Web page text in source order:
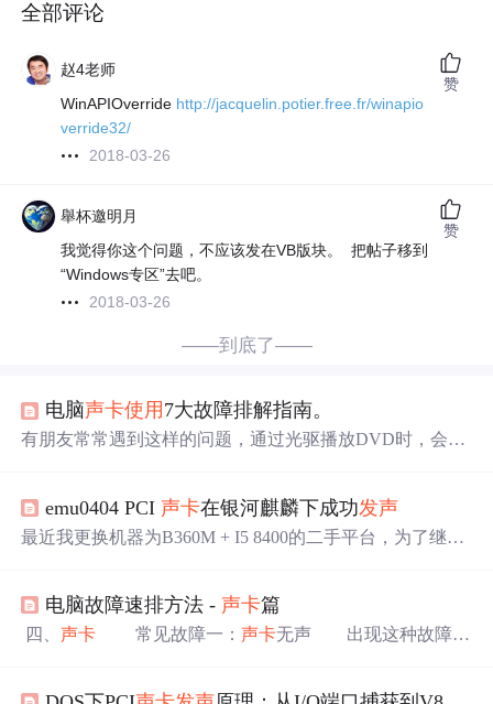
全部评论
赵4老师
WinAPIOverride http://jacquelin.potier.free.fr/winapio
verride32/
2018-03-26
赞
舉杯邀明月
我觉得你这个问题，不应该发在VB版块。
把帖子移到
“Windows专区”去吧。
2018-03-26
赞
——到底了——
电脑声卡使用 7大故障排解指南。
有朋友常常遇到这样的问题，通过光驱播放DVD时，会发
A模式就可以了。修改光驱的工作模式在控制面板硬件管
理器中。一、暴音问题暴音是最常见的声卡问题了，在这
Audigy芯片声卡...
emu0404 PCI 声卡在银河麒麟下成功发声
最近我更换机器为B360M + I5 8400的二手平台，为了继续
ows8下还基本可以用。 升级平台后，先装了win10，参考
了国外论坛的做法，已经成功在win10下
发声了。 后又安
在版本问题，早期的1.0版本是不被支持的。 于是回到win
电脑故障速排方法 - 声卡篇
四、声卡 常见故障一：声卡无声 出现这种故障常